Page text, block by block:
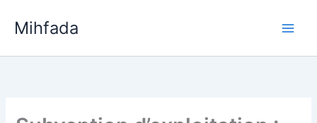
Mihfada